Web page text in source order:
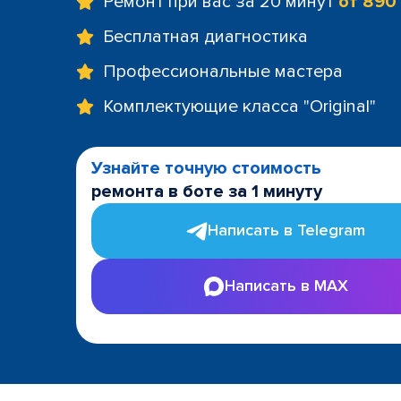
Бесплатная диагностика
Профессиональные мастера
Комплектующие класса "Original"
Узнайте точную стоимость
ремонта в боте за 1 минуту
Написать в Telegram
Написать в MAX